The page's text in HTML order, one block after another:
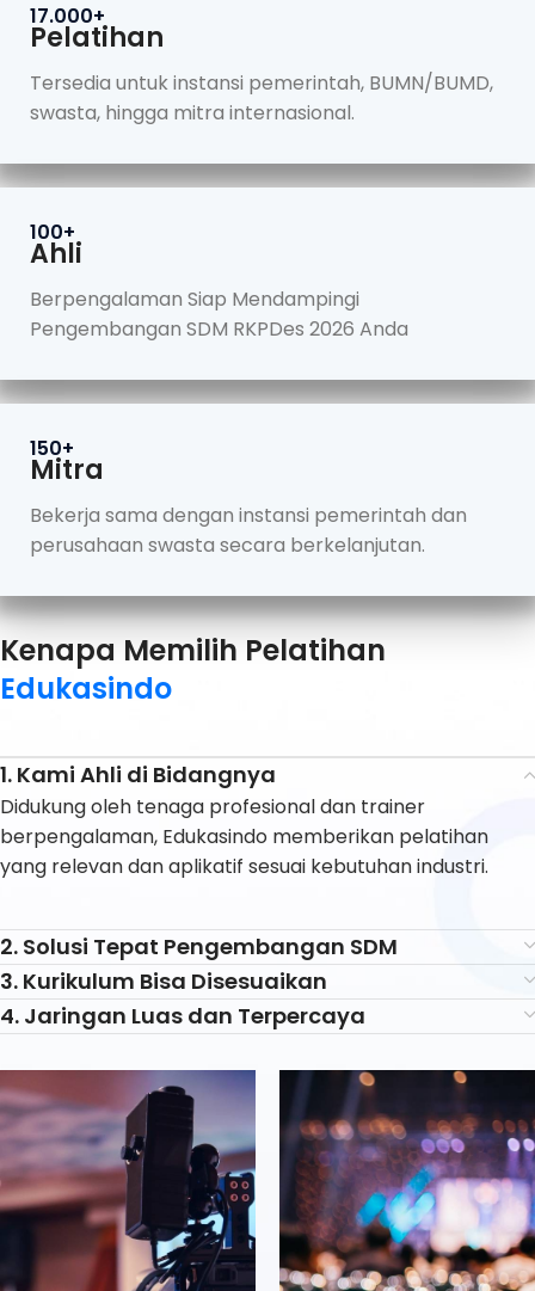
17.000+
Pelatihan
Tersedia untuk instansi pemerintah, BUMN/BUMD,
swasta, hingga mitra internasional.
100+
Ahli
Berpengalaman Siap Mendampingi
Pengembangan SDM RKPDes 2026 Anda
150+
Mitra
Bekerja sama dengan instansi pemerintah dan
perusahaan swasta secara berkelanjutan.
Kenapa Memilih Pelatihan
Edukasindo
1. Kami Ahli di Bidangnya
Didukung oleh tenaga profesional dan trainer
berpengalaman, Edukasindo memberikan pelatihan
yang relevan dan aplikatif sesuai kebutuhan industri.
2. Solusi Tepat Pengembangan SDM
3. Kurikulum Bisa Disesuaikan
4. Jaringan Luas dan Terpercaya